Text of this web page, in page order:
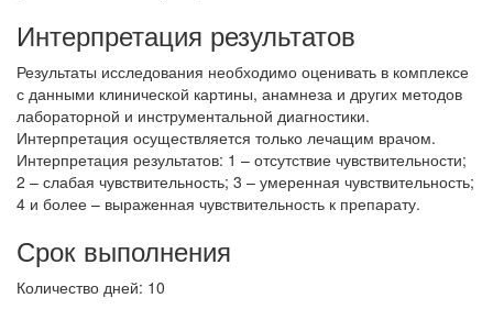
Интерпретация результатов
Результаты исследования необходимо оценивать в комплексе
с данными клинической картины, анамнеза и других методов
лабораторной и инструментальной диагностики.
Интерпретация осуществляется только лечащим врачом.
Интерпретация результатов: 1 – отсутствие чувствительности;
2 – слабая чувствительность; 3 – умеренная чувствительность;
4 и более – выраженная чувствительность к препарату.
Срок выполнения
Количество дней: 10